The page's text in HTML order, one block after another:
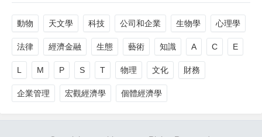
動物 天文學 科技 公司和企業 生物學 心理學
法律 經濟金融 生態 藝術 知識 A C E
L M P S T 物理 文化 財務
企業管理 宏觀經濟學 個體經濟學